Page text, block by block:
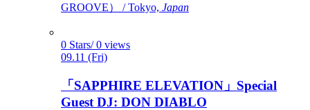
GROOVE） / Tokyo, Japan
0 Stars/ 0 views
09.11 (Fri)
「SAPPHIRE ELEVATION」Special
Guest DJ: DON DIABLO